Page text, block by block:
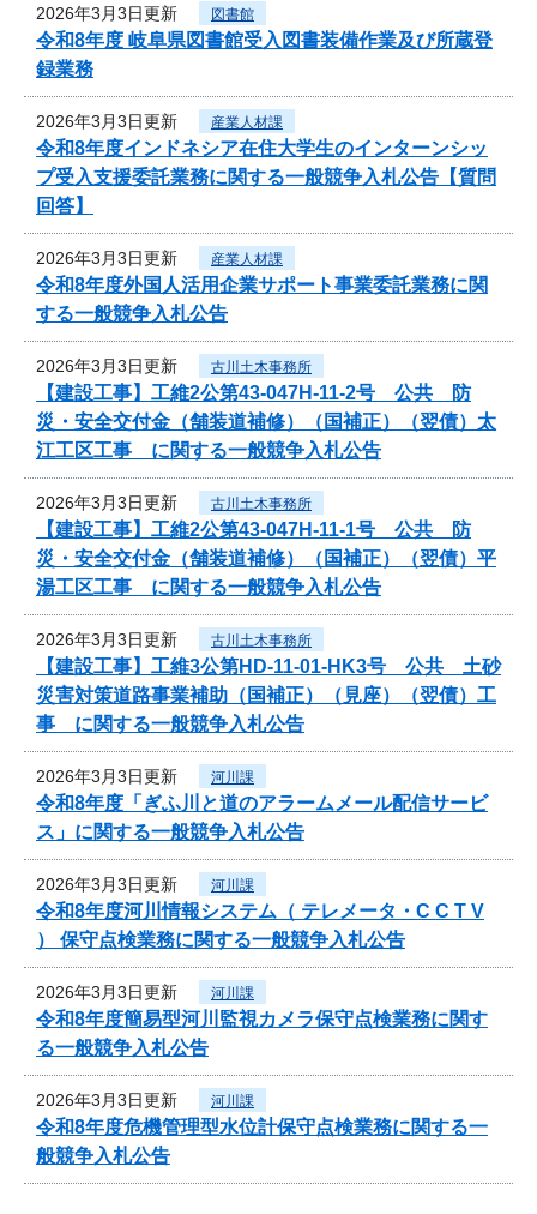
2026年3月3日更新 図書館
令和8年度 岐阜県図書館受入図書装備作業及び所蔵登
録業務
2026年3月3日更新 産業人材課
令和8年度インドネシア在住大学生のインターンシッ
プ受入支援委託業務に関する一般競争入札公告【質問
回答】
2026年3月3日更新 産業人材課
令和8年度外国人活用企業サポート事業委託業務に関
する一般競争入札公告
2026年3月3日更新 古川土木事務所
【建設工事】工維2公第43-047H-11-2号 公共 防
災・安全交付金（舗装道補修）（国補正）（翌債）太
江工区工事 に関する一般競争入札公告
2026年3月3日更新 古川土木事務所
【建設工事】工維2公第43-047H-11-1号 公共 防
災・安全交付金（舗装道補修）（国補正）（翌債）平
湯工区工事 に関する一般競争入札公告
2026年3月3日更新 古川土木事務所
【建設工事】工維3公第HD-11-01-HK3号 公共 土砂
災害対策道路事業補助（国補正）（見座）（翌債）工
事 に関する一般競争入札公告
2026年3月3日更新 河川課
令和8年度「ぎふ川と道のアラームメール配信サービ
ス」に関する一般競争入札公告
2026年3月3日更新 河川課
令和8年度河川情報システム（ テレメータ・C C T V
） 保守点検業務に関する一般競争入札公告
2026年3月3日更新 河川課
令和8年度簡易型河川監視カメラ保守点検業務に関す
る一般競争入札公告
2026年3月3日更新 河川課
令和8年度危機管理型水位計保守点検業務に関する一
般競争入札公告